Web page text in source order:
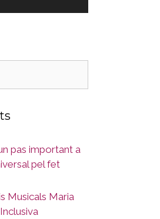
pas important a
pel fet
Musicals Maria